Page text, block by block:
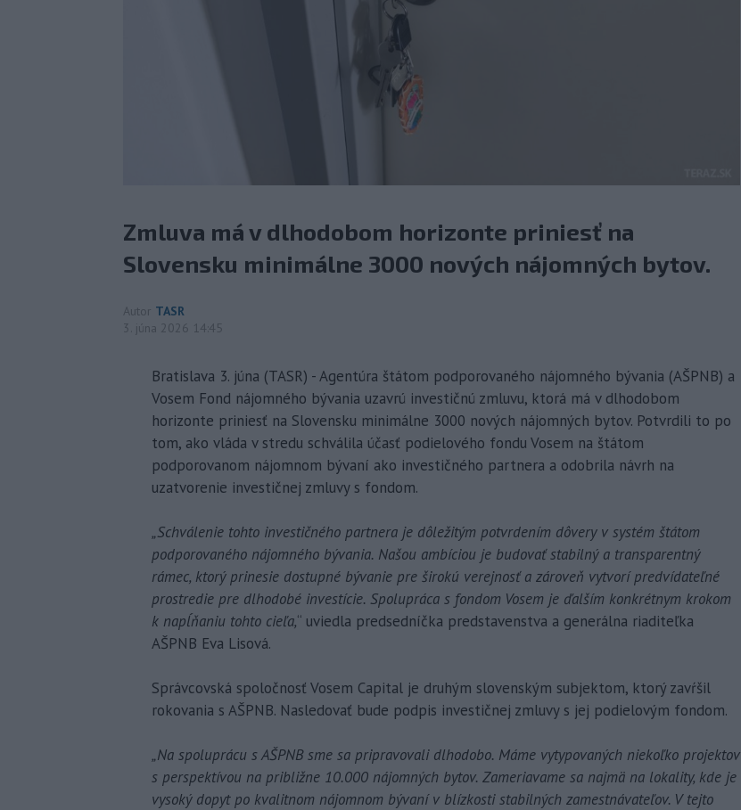
Zmluva má v dlhodobom horizonte priniesť na
Slovensku minimálne 3000 nových nájomných bytov.
Autor TASR
3. júna 2026 14:45
Bratislava 3. júna (TASR) - Agentúra štátom podporovaného nájomného bývania (AŠPNB) a
Vosem Fond nájomného bývania uzavrú investičnú zmluvu, ktorá má v dlhodobom
horizonte priniesť na Slovensku minimálne 3000 nových nájomných bytov. Potvrdili to po
tom, ako vláda v stredu schválila účasť podielového fondu Vosem na štátom
podporovanom nájomnom bývaní ako investičného partnera a odobrila návrh na
uzatvorenie investičnej zmluvy s fondom.
„Schválenie tohto investičného partnera je dôležitým potvrdením dôvery v systém štátom
podporovaného nájomného bývania. Našou ambíciou je budovať stabilný a transparentný
rámec, ktorý prinesie dostupné bývanie pre širokú verejnosť a zároveň vytvorí predvídateľné
prostredie pre dlhodobé investície. Spolupráca s fondom Vosem je ďalším konkrétnym krokom
k napĺňaniu tohto cieľa,“ uviedla predsedníčka predstavenstva a generálna riaditeľka
AŠPNB Eva Lisová.
Správcovská spoločnosť Vosem Capital je druhým slovenským subjektom, ktorý zavŕšil
rokovania s AŠPNB. Nasledovať bude podpis investičnej zmluvy s jej podielovým fondom.
„Na spoluprácu s AŠPNB sme sa pripravovali dlhodobo. Máme vytypovaných niekoľko projektov
s perspektívou na približne 10.000 nájomných bytov. Zameriavame sa najmä na lokality, kde je
vysoký dopyt po kvalitnom nájomnom bývaní v blízkosti stabilných zamestnávateľov. V tejto